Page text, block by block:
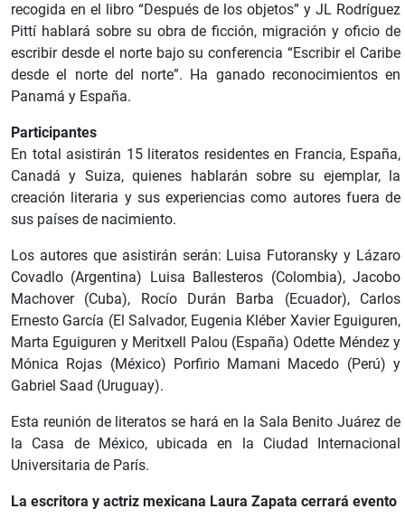
recogida en el libro “Después de los objetos” y JL Rodríguez
Pittí hablará sobre su obra de ficción, migración y oficio de
escribir desde el norte bajo su conferencia “Escribir el Caribe
desde el norte del norte”. Ha ganado reconocimientos en
Panamá y España.
Participantes
En total asistirán 15 literatos residentes en Francia, España,
Canadá y Suiza, quienes hablarán sobre su ejemplar, la
creación literaria y sus experiencias como autores fuera de
sus países de nacimiento.
Los autores que asistirán serán: Luisa Futoransky y Lázaro
Covadlo (Argentina) Luisa Ballesteros (Colombia), Jacobo
Machover (Cuba), Rocío Durán Barba (Ecuador), Carlos
Ernesto García (El Salvador, Eugenia Kléber Xavier Eguiguren,
Marta Eguiguren y Meritxell Palou (España) Odette Méndez y
Mónica Rojas (México) Porfirio Mamani Macedo (Perú) y
Gabriel Saad (Uruguay).
Esta reunión de literatos se hará en la Sala Benito Juárez de
la Casa de México, ubicada en la Ciudad Internacional
Universitaria de París.
La escritora y actriz mexicana Laura Zapata cerrará evento